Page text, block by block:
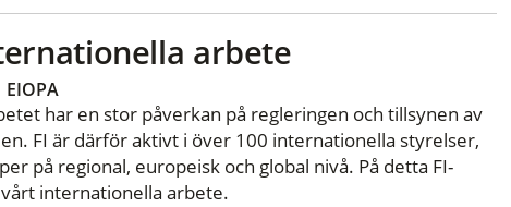
arbete
EIOPA
har en stor påverkan på regleringen och tillsynen av
FI är därför aktivt i över 100 internationella styrelser,
på regional, europeisk och global nivå. På detta FI-
internationella arbete.